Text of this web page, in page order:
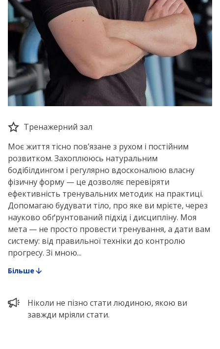
Тренажерний зал
Моє життя тісно пов’язане з рухом і постійним
розвитком. Захоплююсь натуральним
бодібілдингом і регулярно вдосконалюю власну
фізичну форму — це дозволяє перевіряти
ефективність тренувальних методик на практиці.
Допомагаю будувати тіло, про яке ви мрієте, через
науково обґрунтований підхід і дисципліну. Моя
мета — не просто провести тренування, а дати вам
систему: від правильної техніки до контролю
прогресу. Зі мною...
Більше
Ніколи не пізно стати людиною, якою ви
завжди мріяли стати.